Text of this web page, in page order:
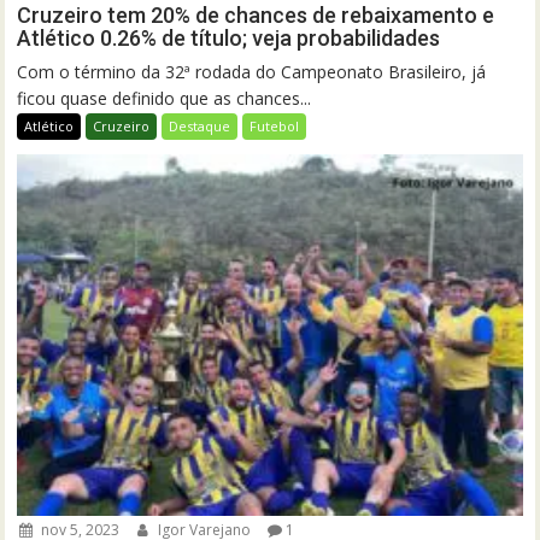
Cruzeiro tem 20% de chances de rebaixamento e
Atlético 0.26% de título; veja probabilidades
Com o término da 32ª rodada do Campeonato Brasileiro, já
ficou quase definido que as chances...
Atlético Cruzeiro Destaque Futebol
nov 5, 2023 Igor Varejano 1